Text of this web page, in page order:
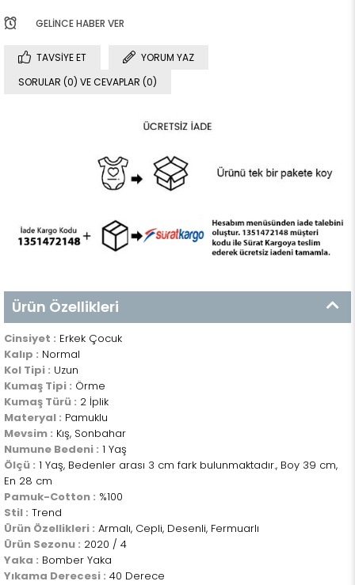
GELINCE HABER VER
TAVSIYE ET
YORUM YAZ
SORULAR (0) VE CEVAPLAR (0)
Ürün Özellikleri
Cinsiyet : Erkek Çocuk
Kalıp : Normal
Kol Tipi : Uzun
Kumaş Tipi : Örme
Kumaş Türü : 2 İplik
Materyal : Pamuklu
Mevsim : Kış, Sonbahar
Numune Bedeni : 1 Yaş
Ölçü : 1 Yaş, Bedenler arası 3 cm fark bulunmaktadır., Boy 39 cm,
En 28 cm
Pamuk-Cotton : %100
Stil : Trend
Ürün Özellikleri : Armalı, Cepli, Desenli, Fermuarlı
Ürün Sezonu : 2020 / 4
Yaka : Bomber Yaka
Yıkama Derecesi : 40 Derece